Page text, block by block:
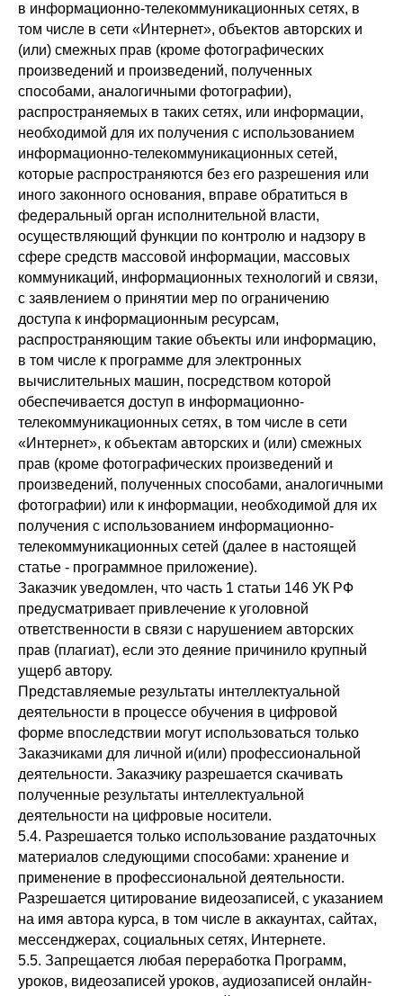
в информационно-телекоммуникационных сетях, в
том числе в сети «Интернет», объектов авторских и
(или) смежных прав (кроме фотографических
произведений и произведений, полученных
способами, аналогичными фотографии),
распространяемых в таких сетях, или информации,
необходимой для их получения с использованием
информационно-телекоммуникационных сетей,
которые распространяются без его разрешения или
иного законного основания, вправе обратиться в
федеральный орган исполнительной власти,
осуществляющий функции по контролю и надзору в
сфере средств массовой информации, массовых
коммуникаций, информационных технологий и связи,
с заявлением о принятии мер по ограничению
доступа к информационным ресурсам,
распространяющим такие объекты или информацию,
в том числе к программе для электронных
вычислительных машин, посредством которой
обеспечивается доступ в информационно-
телекоммуникационных сетях, в том числе в сети
«Интернет», к объектам авторских и (или) смежных
прав (кроме фотографических произведений и
произведений, полученных способами, аналогичными
фотографии) или к информации, необходимой для их
получения с использованием информационно-
телекоммуникационных сетей (далее в настоящей
статье - программное приложение).
Заказчик уведомлен, что часть 1 статьи 146 УК РФ
предусматривает привлечение к уголовной
ответственности в связи с нарушением авторских
прав (плагиат), если это деяние причинило крупный
ущерб автору.
Представляемые результаты интеллектуальной
деятельности в процессе обучения в цифровой
форме впоследствии могут использоваться только
Заказчиками для личной и(или) профессиональной
деятельности. Заказчику разрешается скачивать
полученные результаты интеллектуальной
деятельности на цифровые носители.
5.4. Разрешается только использование раздаточных
материалов следующими способами: хранение и
применение в профессиональной деятельности.
Разрешается цитирование видеозаписей, с указанием
на имя автора курса, в том числе в аккаунтах, сайтах,
мессенджерах, социальных сетях, Интернете.
5.5. Запрещается любая переработка Программ,
уроков, видеозаписей уроков, аудиозаписей онлайн-